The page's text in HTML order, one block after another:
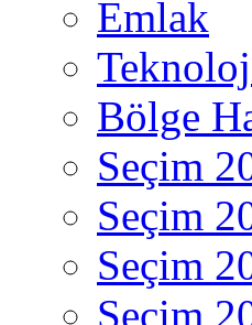
Emlak
Bölge
Seçim
Seçim
Seçim
Seçim